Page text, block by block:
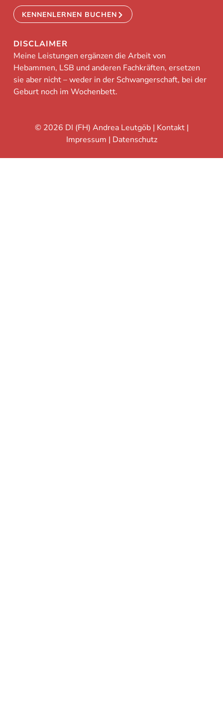
KENNENLERNEN BUCHEN
DISCLAIMER
Meine Leistungen ergänzen die Arbeit von
Hebammen, LSB und anderen Fachkräften, ersetzen
sie aber nicht – weder in der Schwangerschaft, bei der
Geburt noch im Wochenbett.
© 2026 DI (FH) Andrea Leutgöb | Kontakt|
Impressum | Datenschutz